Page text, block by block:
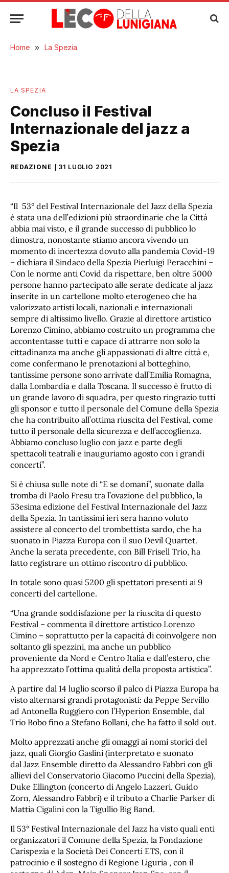
Home » La Spezia
LA SPEZIA
Concluso il Festival
Internazionale del jazz a
Spezia
REDAZIONE 31 LUGLIO 2021
“Il 53° del Festival Internazionale del Jazz della Spezia
è stata una dell’edizioni più straordinarie che la Città
abbia mai visto, e il grande successo di pubblico lo
dimostra, nonostante stiamo ancora vivendo un
momento di incertezza dovuto alla pandemia Covid-19
– dichiara il Sindaco della Spezia Pierluigi Peracchini –
Con le norme anti Covid da rispettare, ben oltre 5000
persone hanno partecipato alle serate dedicate al jazz
inserite in un cartellone molto eterogeneo che ha
valorizzato artisti locali, nazionali e internazionali
sempre di altissimo livello. Grazie al direttore artistico
Lorenzo Cimino, abbiamo costruito un programma che
accontentasse tutti e capace di attrarre non solo la
cittadinanza ma anche gli appassionati di altre città e,
come confermano le prenotazioni al botteghino,
tantissime persone sono arrivate dall’Emilia Romagna,
dalla Lombardia e dalla Toscana. Il successo è frutto di
un grande lavoro di squadra, per questo ringrazio tutti
gli sponsor e tutto il personale del Comune della Spezia
che ha contribuito all’ottima riuscita del Festival, come
tutto il personale della sicurezza e dell’accoglienza.
Abbiamo concluso luglio con jazz e parte degli
spettacoli teatrali e inauguriamo agosto con i grandi
concerti”.
Si è chiusa sulle note di “E se domani”, suonate dalla
tromba di Paolo Fresu tra l’ovazione del pubblico, la
53esima edizione del Festival Internazionale del Jazz
della Spezia. In tantissimi ieri sera hanno voluto
assistere al concerto del trombettista sardo, che ha
suonato in Piazza Europa con il suo Devil Quartet.
Anche la serata precedente, con Bill Frisell Trio, ha
fatto registrare un ottimo riscontro di pubblico.
In totale sono quasi 5200 gli spettatori presenti ai 9
concerti del cartellone.
“Una grande soddisfazione per la riuscita di questo
Festival – commenta il direttore artistico Lorenzo
Cimino – soprattutto per la capacità di coinvolgere non
soltanto gli spezzini, ma anche un pubblico
proveniente da Nord e Centro Italia e dall’estero, che
ha apprezzato l’ottima qualità della proposta artistica”.
A partire dal 14 luglio scorso il palco di Piazza Europa ha
visto alternarsi grandi protagonisti: da Peppe Servillo
ad Antonella Ruggiero con l’Hyperion Ensemble, dal
Trio Bobo fino a Stefano Bollani, che ha fatto il sold out.
Molto apprezzati anche gli omaggi ai nomi storici del
jazz, quali Giorgio Gaslini (interpretato e suonato
dal Jazz Ensemble diretto da Alessandro Fabbri con gli
allievi del Conservatorio Giacomo Puccini della Spezia),
Duke Ellington (concerto di Angelo Lazzeri, Guido
Zorn, Alessandro Fabbri) e il tributo a Charlie Parker di
Mattia Cigalini con la Tigullio Big Band.
Il 53° Festival Internazionale del Jazz ha visto quali enti
organizzatori il Comune della Spezia, la Fondazione
Carispezia e la Società Dei Concerti ETS, con il
patrocinio e il sostegno di Regione Liguria , con il